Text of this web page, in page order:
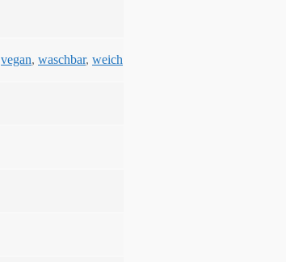
vegan, waschbar, weich